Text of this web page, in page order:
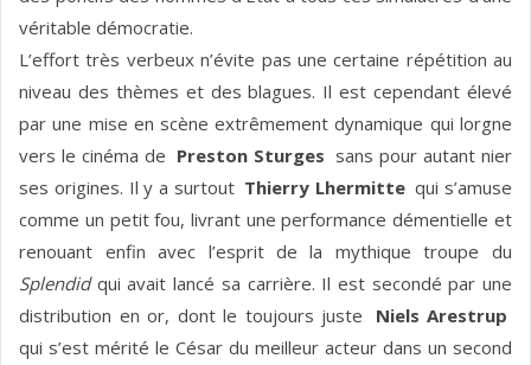
véritable démocratie.
L’effort très verbeux n’évite pas une certaine répétition au
niveau des thèmes et des blagues. Il est cependant élevé
par une mise en scène extrêmement dynamique qui lorgne
vers le cinéma de Preston Sturges sans pour autant nier
ses origines. Il y a surtout Thierry Lhermitte qui s’amuse
comme un petit fou, livrant une performance démentielle et
renouant enfin avec l’esprit de la mythique troupe du
Splendid qui avait lancé sa carrière. Il est secondé par une
distribution en or, dont le toujours juste
Niels Arestrup
qui s’est mérité le César du meilleur acteur dans un second